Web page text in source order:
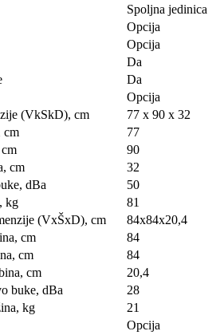
Spoljna jedinica
Opcija
Opcija
Da
Da
Opcija
(VkSkD), сm
77 x 90 x 32
сm
77
90
сm
32
dBa
50
kg
81
(VxŠxD), сm
84x84х20,4
сm
84
сm
84
сm
20,4
buke, dBa
28
kg
21
Opcija